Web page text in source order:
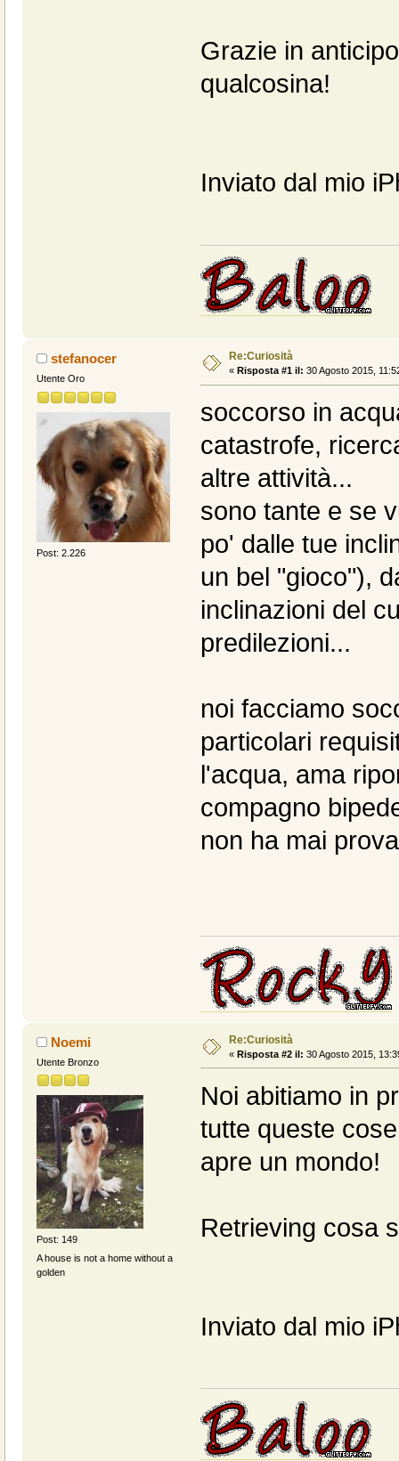
Grazie in
qualcosina!
Inviato dal mio
stefanocer
Utente Oro
Post: 2.226
Re:Curiosità
« Risposta #1 il: 30 Agosto 2015,
soccorso in
catastrofe,
altre attività...
sono tante e se
po' dalle tue
un bel "gioco"),
inclinazioni del
predilezioni...
noi facciamo
particolari
l'acqua, ama
compagno
non ha mai
Noemi
Utente Bronzo
Post: 149
A house is not a home without a
golden
Re:Curiosità
« Risposta #2 il: 30 Agosto 2015,
Noi abitiamo in
tutte queste
apre un mondo!
Retrieving cosa
Inviato dal mio